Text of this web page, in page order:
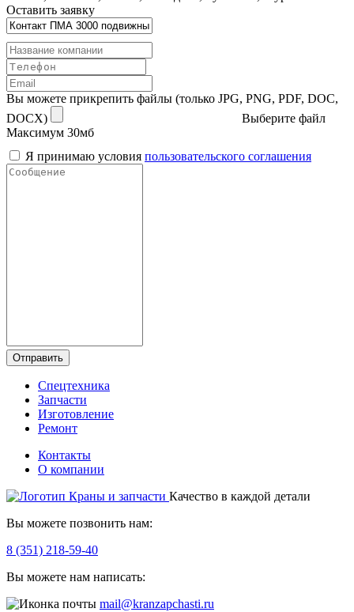
Оставить заявку
Вы можете прикрепить файлы (только JPG, PNG, PDF, DOC,
DOCX)
Выберите файл
Максимум 30мб
Я принимаю условия пользовательского соглашения
Отправить
Спецтехника
Запчасти
Изготовление
Ремонт
Контакты
О компании
Качество в каждой детали
Вы можете позвонить нам:
8 (351) 218-59-40
Вы можете нам написать:
mail@kranzapchasti.ru